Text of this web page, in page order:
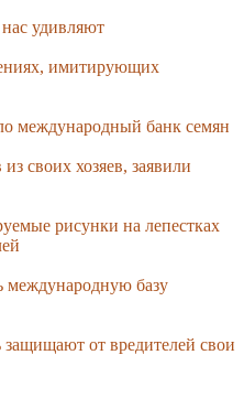
удивляют
имитирующих
международный банк семян
своих хозяев, заявили
рисунки на лепестках
международную базу
защищают от вредителей свои